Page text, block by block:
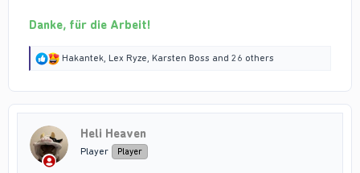
Danke, für die Arbeit!
R
o
n
s
Hakantek, Lex Ryze, Karsten Boss and 26 others
Heli Heaven
Player Player